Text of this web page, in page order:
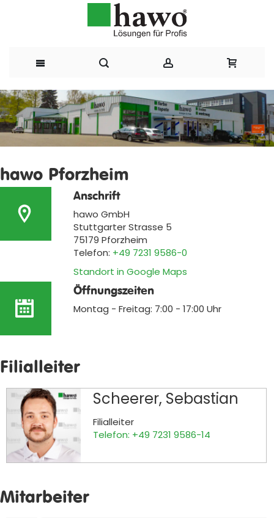
Direkt
zum
Inhalt
hawo Pforzheim
Anschrift
hawo GmbH
Stuttgarter Strasse 5
75179 Pforzheim
Telefon: +49 7231 9586-0
Standort in Google Maps
Öffnungszeiten
Montag - Freitag: 7:00 - 17:00 Uhr
Filialleiter
Scheerer, Sebastian
Filialleiter
Telefon: +49 7231 9586-14
Mitarbeiter